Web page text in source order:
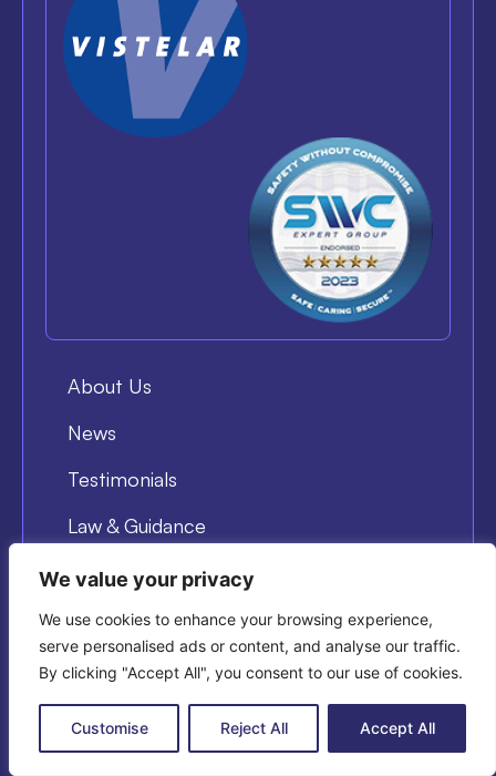
We value your privacy
We use cookies to enhance your browsing experience,
serve personalised ads or content, and analyse our traffic.
By clicking "Accept All", you consent to our use of cookies.
Customise Reject All Accept All
About Us
News
Testimonials
Law & Guidance
Terms & Conditions
Cookies Policy